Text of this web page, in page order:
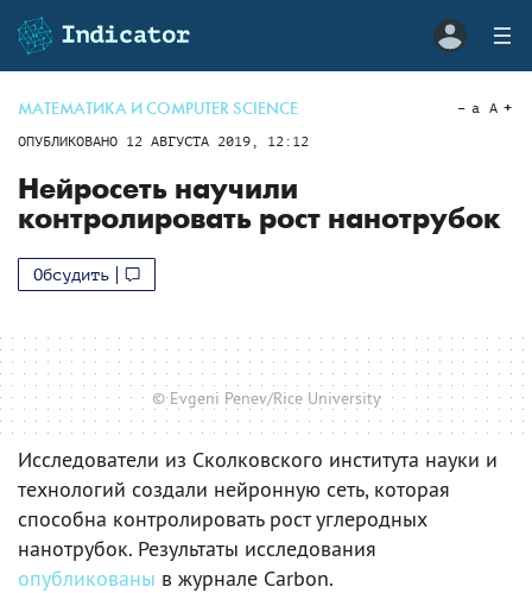
МАТЕМАТИКА И COMPUTER SCIENCE
ОПУБЛИКОВАНО 12 АВГУСТА 2019, 12:12
a A
Нейросеть научили
контролировать рост нанотрубок
Обсудить
© Evgeni Penev/Rice University
Исследователи из Сколковского института науки и
технологий создали нейронную сеть, которая
способна контролировать рост углеродных
нанотрубок. Результаты исследования
опубликованы в журнале Carbon.